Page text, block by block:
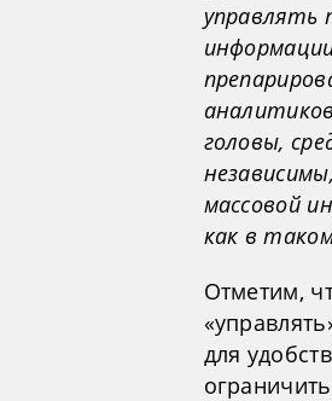
управлять
головы,
массовой
как в
Отметим,
для